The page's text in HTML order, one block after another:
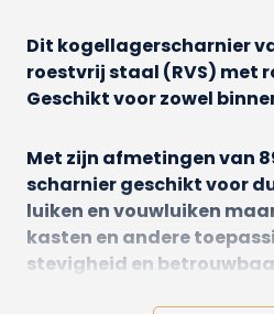
Dit kogellagerscharnier
roestvrij staal (RVS) met
Geschikt voor zowel
Met zijn afmetingen van
scharnier geschikt voor
luiken en vouwluiken
kasten en andere
stevigheid en